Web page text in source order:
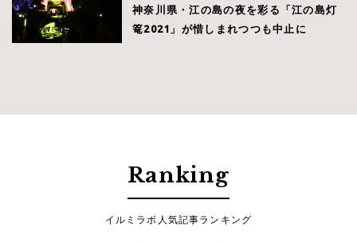
神奈川県・江の島の夜を彩る「江の島灯
篭2021」が惜しまれつつも中止に
Ranking
イルミラボ人気記事ランキング